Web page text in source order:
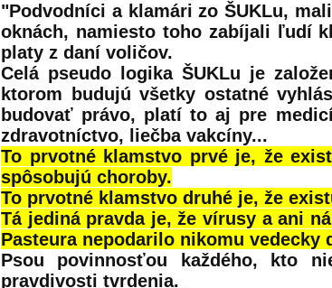
"Podvodníci a klamári zo ŠUKLu,
oknách, namiesto toho zabíjali ľudí
platy z daní voličov.
Celá pseudo logika ŠUKLu je
ktorom budujú všetky ostatné
budovať právo, platí to aj pre
zdravotníctvo, liečba vakcíny...
To prvotné klamstvo prvé je, že
spôsobujú choroby.
To prvotné klamstvo druhé je, že
Tá jediná pravda je, že vírusy a ani
Pasteura nepodarilo nikomu vedecky
Psou povinnosťou každého, kto
pravdivosti tvrdenia.